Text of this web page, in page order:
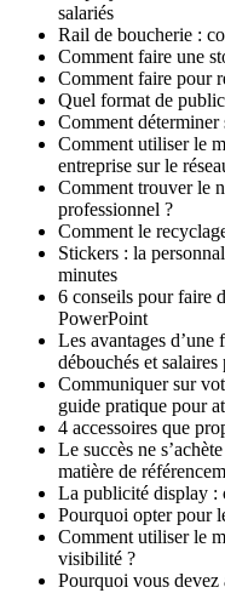
salariés
Rail de boucherie :
Comment faire une
Comment faire pour
Quel format de
Comment déterminer
Comment utiliser le
entreprise sur le
Comment trouver le
professionnel ?
Comment le
Stickers : la
minutes
6 conseils pour faire
PowerPoint
Les avantages d’une
débouchés et salaires
Communiquer sur
guide pratique pour
4 accessoires que
Le succès ne
matière de
La publicité display :
Pourquoi opter pour
Comment utiliser le
visibilité ?
Pourquoi vous devez